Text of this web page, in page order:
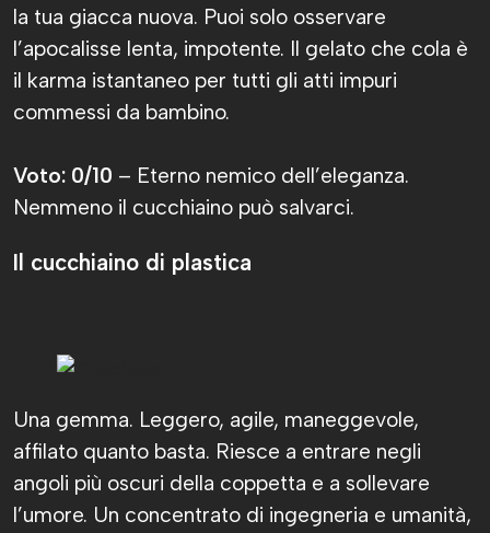
la tua giacca nuova. Puoi solo osservare
l’apocalisse lenta, impotente. Il gelato che cola è
il karma istantaneo per tutti gli atti impuri
commessi da bambino.
Voto: 0/10 – Eterno nemico dell’eleganza.
Nemmeno il cucchiaino può salvarci.
Il cucchiaino di plastica
Una gemma. Leggero, agile, maneggevole,
affilato quanto basta. Riesce a entrare negli
angoli più oscuri della coppetta e a sollevare
l’umore. Un concentrato di ingegneria e umanità,